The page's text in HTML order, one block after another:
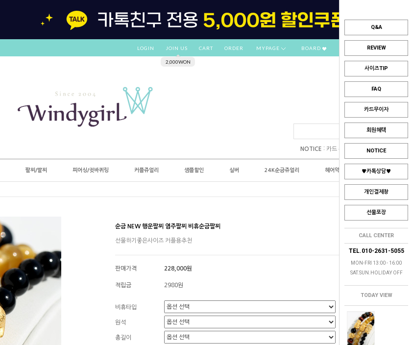
Q&A
REVIEW
사이즈TIP
FAQ
카드무이자
회원혜택
NOTICE
♥카톡상담♥
개인결제창
선물포장
CALL CENTER
TEL.010-2631-5055
MON-FRI 13:00 - 16:00
SAT.SUN.HOLIDAY OFF
TODAY VIEW
LOGIN JOIN US
2,000WON
CART ORDER MYPAGE BOARD
NOTICE : 카드 부분무이자 안내
팔찌/발찌 피어싱/귓바퀴링 커플쥬얼리 샘플할인 실버 24K순금쥬얼리 헤어악세사리
순금 NEW 행운팔찌 염주팔찌 비휴순금팔찌
선물하기좋은사이즈 커플용추천
판매가격 228,000원
적립금 2980원
비휴타입
원석
총길이